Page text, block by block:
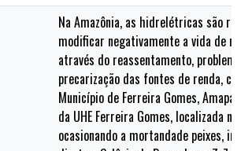
Na Amazônia, as hidrelétricas são
modificar negativamente a vida de
através do reassentamento,
precarização das fontes de renda,
Município de Ferreira Gomes,
da UHE Ferreira Gomes, localizada
ocasionando a mortandade peixes,